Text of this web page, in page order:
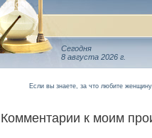
Сегодня
8 августа 2026 г.
Если вы знаете, за что любите
Комментарии к моим